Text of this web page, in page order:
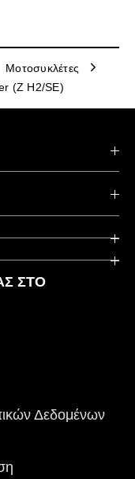
Μοτοσυκλέτες
(Z H2/SE)
ΣΤΟ
Δεδομένων